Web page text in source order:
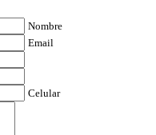
Nombre
Email
Celular